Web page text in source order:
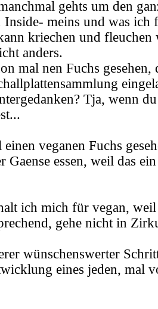
gehts um den
meins und was
kriechen und
anders.
mal nen Fuchs gesehen,
Tja, wenn
veganen Fuchs
Gaense essen, weil das
ich mich für vegan, weil
gehe nicht in
wünschenswerter
eines jeden, mal